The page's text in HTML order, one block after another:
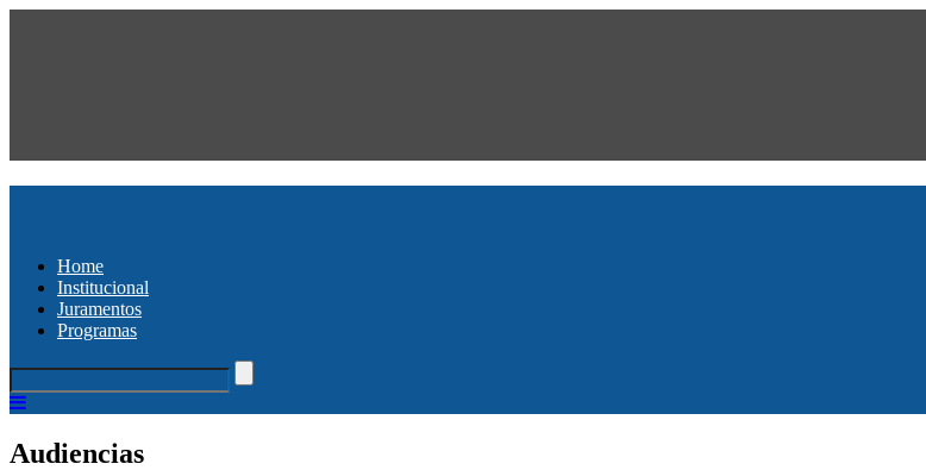
Home
Institucional
Juramentos
Programas
Audiencias